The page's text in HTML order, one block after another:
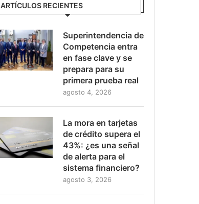
ARTÍCULOS RECIENTES
Superintendencia de
Competencia entra
en fase clave y se
prepara para su
primera prueba real
agosto 4, 2026
La mora en tarjetas
de crédito supera el
43%: ¿es una señal
de alerta para el
sistema financiero?
agosto 3, 2026